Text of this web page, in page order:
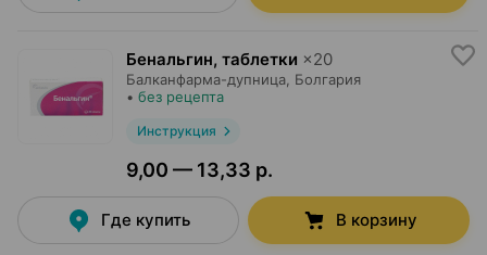
Бенальгин, таблетки ×20
Балканфарма-дупница , Болгария
• без рецепта
Инструкция
9,00 — 13,33 р.
Где купить В корзину